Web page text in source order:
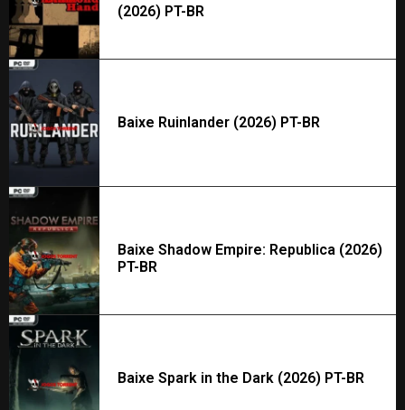
(2026) PT-BR
Baixe Ruinlander (2026) PT-BR
Baixe Shadow Empire: Republica (2026)
PT-BR
Baixe Spark in the Dark (2026) PT-BR